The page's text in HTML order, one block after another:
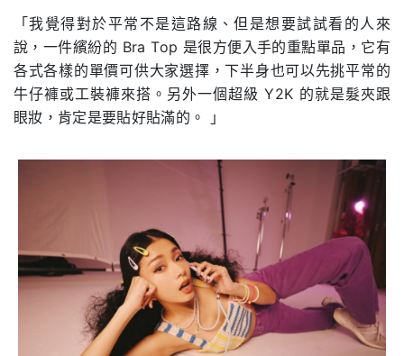
「我覺得對於平常不是這路線、但是想要試試看的人來
說，一件繽紛的 Bra Top 是很方便入手的重點單品，它有
各式各樣的單價可供大家選擇，下半身也可以先挑平常的
牛仔褲或工裝褲來搭。另外一個超級 Y2K 的就是髮夾跟
眼妝，肯定是要貼好貼滿的。 」